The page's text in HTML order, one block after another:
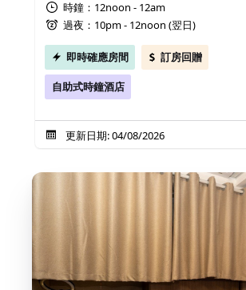
時鐘：12noon - 12am
過夜：10pm - 12noon (翌日)
即時確應房間 訂房回贈
自助式時鐘酒店
更新日期: 04/08/2026